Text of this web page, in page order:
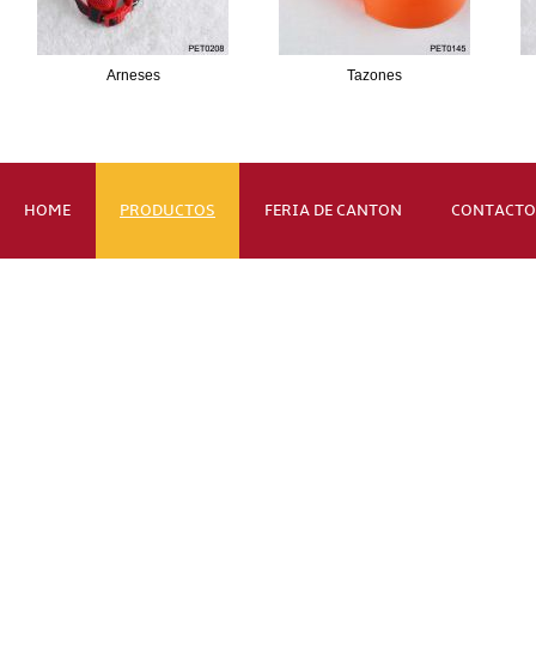
Arneses Tazones
HOME PRODUCTOS FERIA DE CANTON CONTACTO